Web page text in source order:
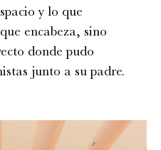
y lo que
encabeza, sino
donde pudo
junto a su padre.